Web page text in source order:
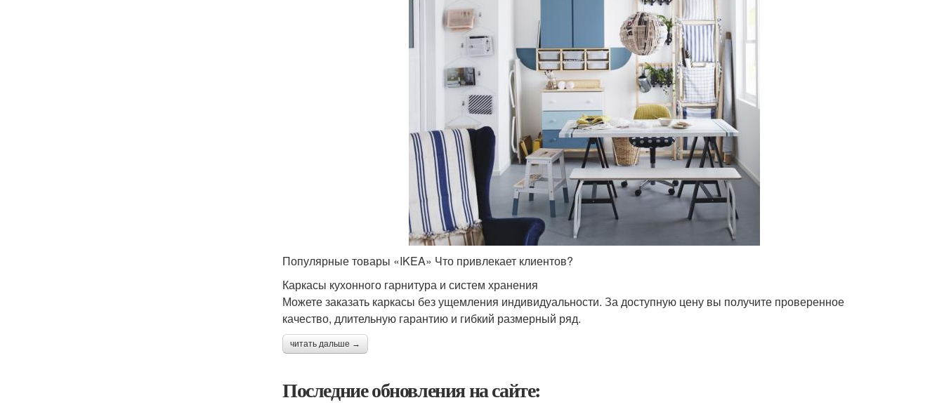
Популярные товары «IKEA» Что привлекает клиентов?
Каркасы кухонного гарнитура и систем хранения
Можете заказать каркасы без ущемления индивидуальности. За доступную цену вы получите проверенное
качество, длительную гарантию и гибкий размерный ряд.
читать дальше →
Последние обновления на сайте: